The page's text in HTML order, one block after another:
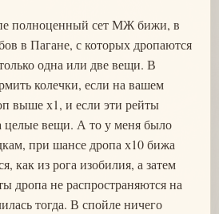
полноценный сет МЖ бижи, в
в Пагане, с которых дропаются
одна или две вещи. В
колечки, если на вашем
выше х1, и если эти рейты
целые вещи. А то у меня было
при шансе дропа х10 бижа
как из рога изобилия, а затем
дропа не распространяются на
тогда. В спойле ничего